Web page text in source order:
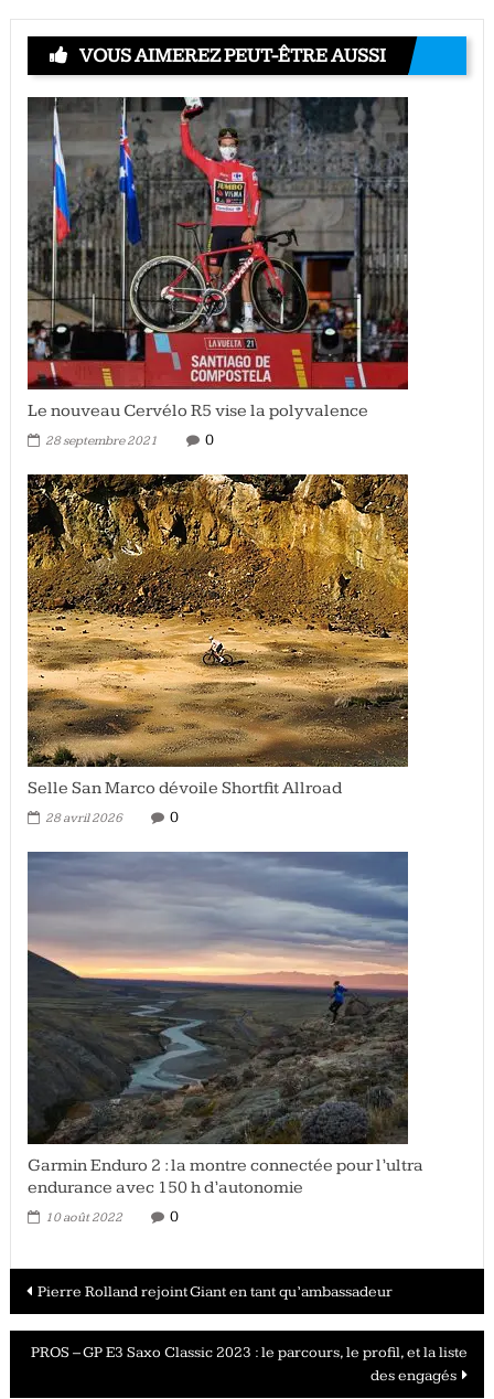
VOUS AIMEREZ PEUT-ÊTRE AUSSI
Le nouveau Cervélo R5 vise la polyvalence
28 septembre 2021 0
Selle San Marco dévoile Shortfit Allroad
28 avril 2026 0
Garmin Enduro 2 : la montre connectée pour l’ultra
endurance avec 150 h d’autonomie
10 août 2022 0
Navigation
des
articles
Pierre Rolland rejoint Giant en tant qu’ambassadeur
PROS – GP E3 Saxo Classic 2023 : le parcours, le profil, et la liste
des engagés